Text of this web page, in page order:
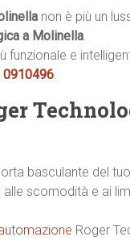
non è più un
a Molinella.
funzionale e
0910496.
basculante del
scomodità e ai
Roger